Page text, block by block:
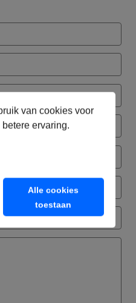
van cookies voor
ervaring.
Alle cookies
toestaan